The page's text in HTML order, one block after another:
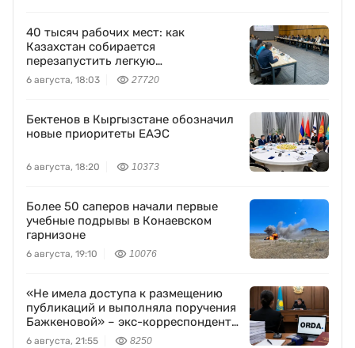
40 тысяч рабочих мест: как
Казахстан собирается
перезапустить легкую
промышленность
6 августа, 18:03 27720
Бектенов в Кыргызстане обозначил
новые приоритеты ЕАЭС
6 августа, 18:20 10373
Более 50 саперов начали первые
учебные подрывы в Конаевском
гарнизоне
6 августа, 19:10 10076
«Не имела доступа к размещению
публикаций и выполняла поручения
Бажкеновой» – экс-корреспондент
Orda.kz Дуйсенова
6 августа, 21:55 8250